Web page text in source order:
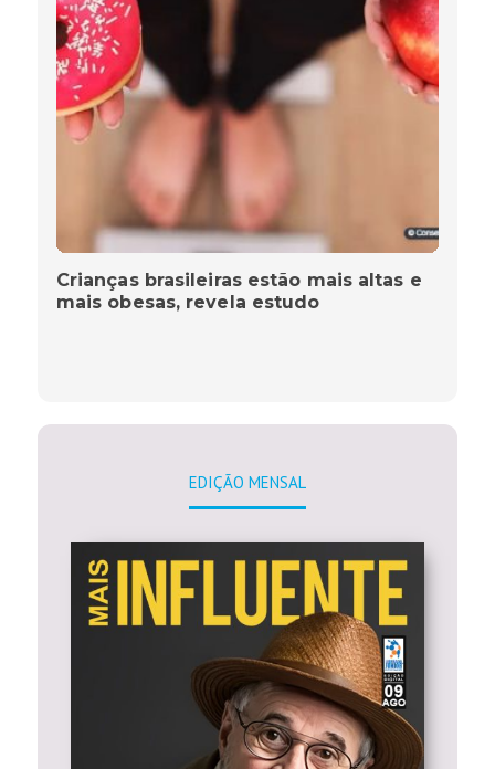
Crianças brasileiras estão mais altas e
mais obesas, revela estudo
EDIÇÃO MENSAL